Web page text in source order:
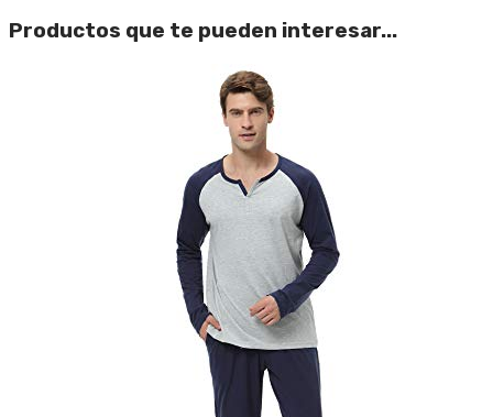
Productos que te pueden interesar...